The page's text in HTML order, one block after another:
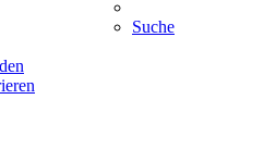
Schiffe versenken
Suche